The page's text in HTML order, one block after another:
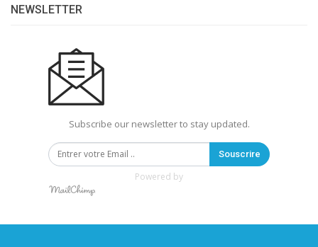
NEWSLETTER
Subscribe our newsletter to stay updated.
Souscrire
Powered by